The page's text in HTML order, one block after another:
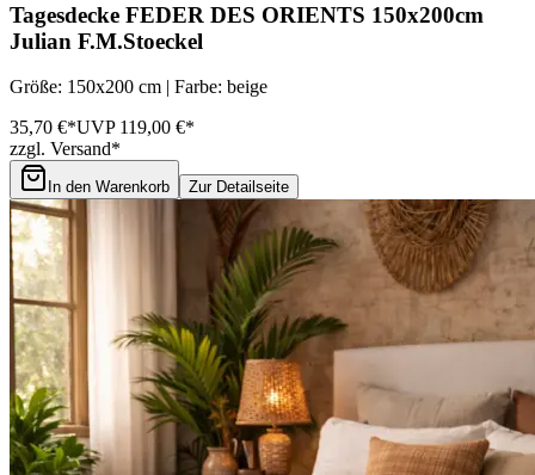
Tagesdecke FEDER DES ORIENTS 150x200cm
Julian F.M.Stoeckel
Größe: 150x200 cm | Farbe: beige
35,70 €*UVP 119,00 €*
zzgl. Versand*
In den Warenkorb Zur Detailseite